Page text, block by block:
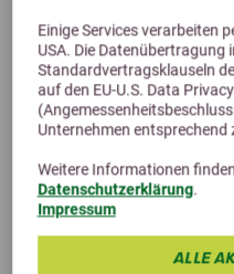
Einige Services verarbeiten
USA. Die Datenübertragung
Standardvertragsklauseln
auf den EU-U.S. Data
Unternehmen entsprechend
Weitere Informationen
Datenschutzerklärung.
Impressum
ALLE